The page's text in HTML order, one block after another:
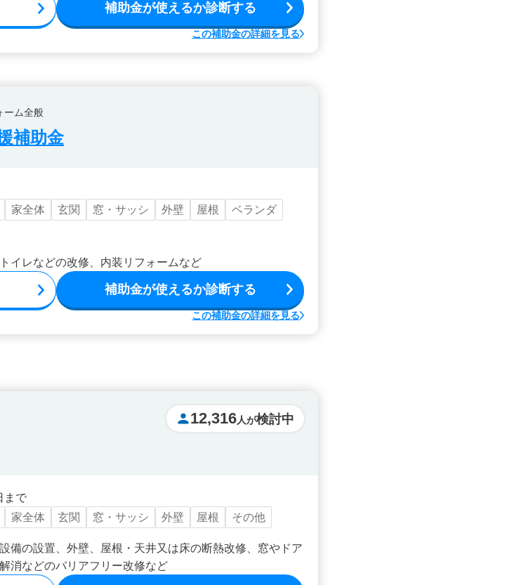
補助金が使えるか診断する
この補助金の詳細を見る
ーム全般
補助金
家全体 玄関 窓・サッシ 外壁 屋根
ベランダ
イレなどの改修、内装リフォームなど
補助金が使えるか診断する
この補助金の詳細を見る
12,316人が検討中
まで
家全体 玄関 窓・サッシ 外壁 屋根
その他
備の設置、外壁、屋根・天井又は床の断熱改修、窓やドア
消などのバリアフリー改修など